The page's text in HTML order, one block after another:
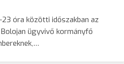
23 óra közötti időszakban az
ügyvivő kormányfő